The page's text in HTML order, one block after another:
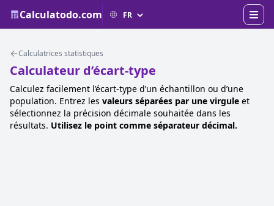
Calculatodo.com
Calculatrices statistiques
Calculateur d’écart-type
Calculez facilement l’écart-type d’un échantillon ou d’une
population. Entrez les valeurs séparées par une virgule et
sélectionnez la précision décimale souhaitée dans les
résultats. Utilisez le point comme séparateur décimal.